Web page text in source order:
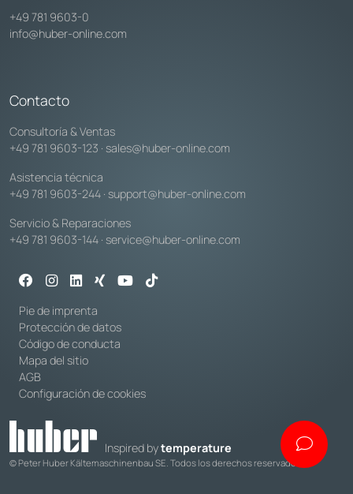
+49 781 9603-0
info@huber-online.com
Contacto
Consultoría & Ventas
+49 781 9603-123 · sales@huber-online.com
Asistencia técnica
+49 781 9603-244 · support@huber-online.com
Servicio & Reparaciones
+49 781 9603-144 · service@huber-online.com
Pie de imprenta
Protección de datos
Código de conducta
Mapa del sitio
AGB
Configuración de cookies
Inspired bytemperature
© Peter Huber Kältemaschinenbau SE. Todos los derechos reservados